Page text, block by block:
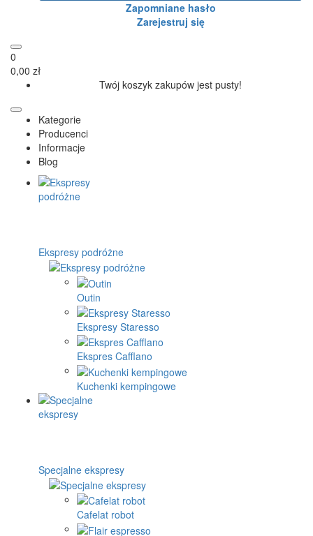
Zapomniane hasło
Zarejestruj się
0
0,00 zł
Twój koszyk zakupów jest pusty!
Kategorie
Producenci
Informacje
Blog
Ekspresy podróżne
Outin
Ekspresy Staresso
Ekspres Cafflano
Kuchenki kempingowe
Specjalne ekspresy
Cafelat robot